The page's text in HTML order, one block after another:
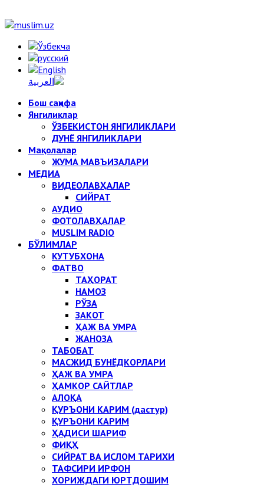
Бош саҳифа
Янгиликлар
ЎЗБЕКИСТОН ЯНГИЛИКЛАРИ
ДУНЁ ЯНГИЛИКЛАРИ
Мақолалар
ЖУМА МАВЪИЗАЛАРИ
МЕДИА
ВИДЕОЛАВҲАЛАР
СИЙРАТ
АУДИО
ФОТОЛАВҲАЛАР
MUSLIM RADIO
БЎЛИМЛАР
КУТУБХОНА
ФАТВО
ТАҲОРАТ
НАМОЗ
РЎЗА
ЗАКОТ
ҲАЖ ВА УМРА
ЖАНОЗА
ТАБОБАТ
МАСЖИД БУНЁДКОРЛАРИ
ҲАЖ ВА УМРА
ҲАМКОР САЙТЛАР
АЛОҚА
ҚУРЪОНИ КАРИМ (дастур)
ҚУРЪОНИ КАРИМ
ҲАДИСИ ШАРИФ
ФИҚҲ
СИЙРАТ ВА ИСЛОМ ТАРИХИ
ТАФСИРИ ИРФОН
ХОРИЖДАГИ ЮРТДОШИМ